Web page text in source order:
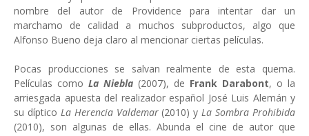
nombre del autor de Providence para intentar dar un
marchamo de calidad a muchos subproductos, algo que
Alfonso Bueno deja claro al mencionar ciertas películas.
Pocas producciones se salvan realmente de esta quema.
Películas como La Niebla (2007), de Frank Darabont, o la
arriesgada apuesta del realizador español José Luis Alemán y
su díptico La Herencia Valdemar(2010) yLa Sombra Prohibida
(2010), son algunas de ellas. Abunda el cine de autor que